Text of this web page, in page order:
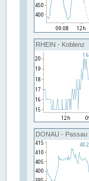
RHEIN - Koblenz
DONAU - Passau